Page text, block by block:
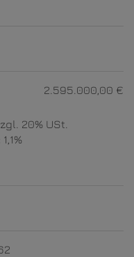
2.595.000,00 €
20% USt.
1,1%